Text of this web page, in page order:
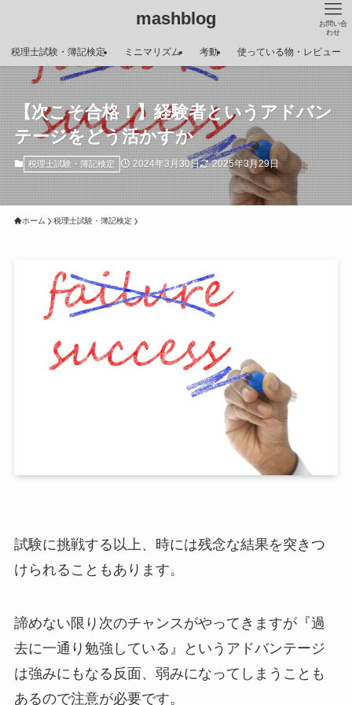
mashblog お問い合
わせ
税理士試験・簿記検定 ミニマリズム 考動 使っている物・レビュー
【次こそ合格！】経験者というアドバン
テージをどう活かすか
税理士試験・簿記検定 2024年3月30日 2025年3月29日
ホーム 税理士試験・簿記検定
試験に挑戦する以上、時には残念な結果を突きつ
けられることもあります。
諦めない限り次のチャンスがやってきますが『過
去に一通り勉強している』というアドバンテージ
は強みにもなる反面、弱みになってしまうことも
あるので注意が必要です。